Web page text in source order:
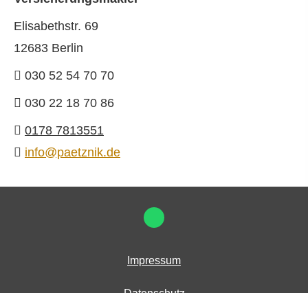
Elisabethstr. 69
12683 Berlin
030 52 54 70 70
030 22 18 70 86
0178 7813551
info@paetznik.de
Impressum